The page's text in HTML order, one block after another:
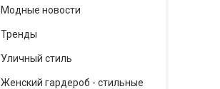
Модные новости
Тренды
Уличный стиль
Женский гардероб - стильные